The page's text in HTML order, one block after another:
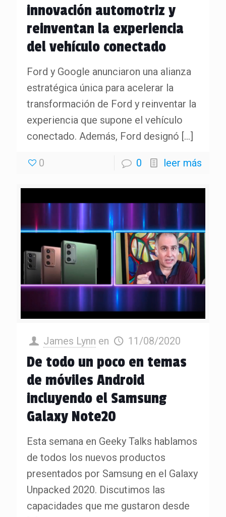
innovación automotriz y
reinventan la experiencia
del vehículo conectado
Ford y Google anunciaron una alianza
estratégica única para acelerar la
transformación de Ford y reinventar la
experiencia que supone el vehículo
conectado. Además, Ford designó […]
0 0 leer más
James Lynn en 11/08/2020
De todo un poco en temas
de móviles Android
incluyendo el Samsung
Galaxy Note20
Esta semana en Geeky Talks hablamos
de todos los nuevos productos
presentados por Samsung en el Galaxy
Unpacked 2020. Discutimos las
capacidades que me gustaron desde